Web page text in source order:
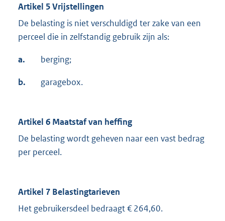
Artikel 5 Vrijstellingen
De belasting is niet verschuldigd ter zake van een
perceel die in zelfstandig gebruik zijn als:
a. berging;
b. garagebox.
Artikel 6 Maatstaf van heffing
De belasting wordt geheven naar een vast bedrag
per perceel.
Artikel 7 Belastingtarieven
Het gebruikersdeel bedraagt € 264,60.